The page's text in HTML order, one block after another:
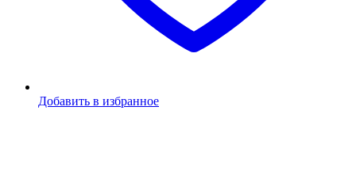
Добавить в избранное